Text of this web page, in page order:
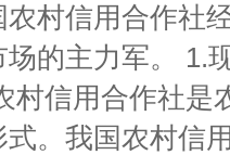
村信用合作社
的主力军。 1.
村信用合作社是
。我国农村信